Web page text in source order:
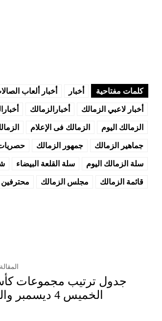
كلمات مفتاحية أخبار أخبار ألعاب
أخبار لاعبي الزمالك أخبارالزمالك
الزمالك اليوم الزمالك فى الإعلام
جماهير الزمالك جمهور الزمالك
سلة الزمالك اليوم سلة القلعة البيضاء
قائمة الزمالك مجلس الزمالك محترفين
الخميس 4 ديسمبر والنقاط بعد الجولة الأولى